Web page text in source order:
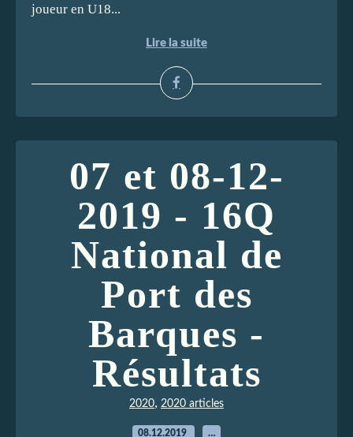
joueur en U18...
Lire la suite
07 et 08-12-
2019 - 16Q
National de
Port des
Barques -
Résultats
2020, 2020 articles
08.12.2019 …